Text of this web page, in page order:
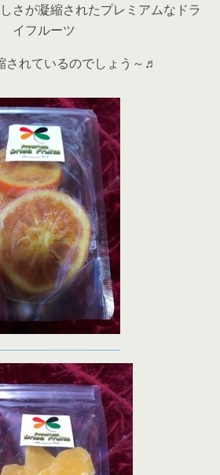
さが凝縮されたプレミアムなドラ
イフルーツ
されているのでしょう～♬